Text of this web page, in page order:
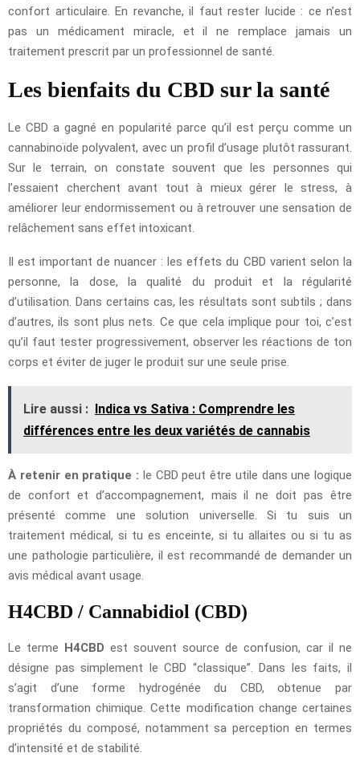
confort articulaire. En revanche, il faut rester lucide : ce n’est
pas un médicament miracle, et il ne remplace jamais un
traitement prescrit par un professionnel de santé.
Les bienfaits du CBD sur la santé
Le CBD a gagné en popularité parce qu’il est perçu comme un
cannabinoïde polyvalent, avec un profil d’usage plutôt rassurant.
Sur le terrain, on constate souvent que les personnes qui
l’essaient cherchent avant tout à mieux gérer le stress, à
améliorer leur endormissement ou à retrouver une sensation de
relâchement sans effet intoxicant.
Il est important de nuancer : les effets du CBD varient selon la
personne, la dose, la qualité du produit et la régularité
d’utilisation. Dans certains cas, les résultats sont subtils ; dans
d’autres, ils sont plus nets. Ce que cela implique pour toi, c’est
qu’il faut tester progressivement, observer les réactions de ton
corps et éviter de juger le produit sur une seule prise.
Lire aussi : Indica vs Sativa : Comprendre les
différences entre les deux variétés de cannabis
À retenir en pratique : le CBD peut être utile dans une logique
de confort et d’accompagnement, mais il ne doit pas être
présenté comme une solution universelle. Si tu suis un
traitement médical, si tu es enceinte, si tu allaites ou si tu as
une pathologie particulière, il est recommandé de demander un
avis médical avant usage.
H4CBD / Cannabidiol (CBD)
Le terme H4CBD est souvent source de confusion, car il ne
désigne pas simplement le CBD “classique”. Dans les faits, il
s’agit d’une forme hydrogénée du CBD, obtenue par
transformation chimique. Cette modification change certaines
propriétés du composé, notamment sa perception en termes
d’intensité et de stabilité.